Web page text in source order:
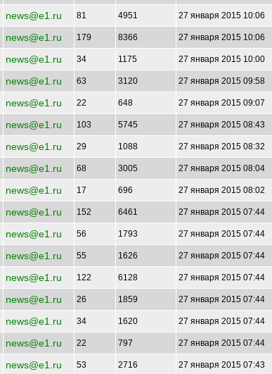
news@e1.ru 81 4951 27 января 2015 10:06
news@e1.ru 179 8366 27 января 2015 10:06
news@e1.ru 34 1175 27 января 2015 10:00
news@e1.ru 63 3120 27 января 2015 09:58
news@e1.ru 22 648 27 января 2015 09:07
news@e1.ru 103 5745 27 января 2015 08:43
news@e1.ru 29 1088 27 января 2015 08:32
news@e1.ru 68 3005 27 января 2015 08:04
news@e1.ru 17 696 27 января 2015 08:02
news@e1.ru 152 6461 27 января 2015 07:44
news@e1.ru 56 1793 27 января 2015 07:44
news@e1.ru 55 1626 27 января 2015 07:44
news@e1.ru 122 6128 27 января 2015 07:44
news@e1.ru 26 1859 27 января 2015 07:44
news@e1.ru 34 1620 27 января 2015 07:44
news@e1.ru 22 797 27 января 2015 07:44
news@e1.ru 53 2716 27 января 2015 07:43